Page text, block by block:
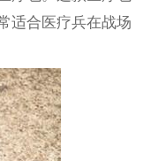
适合医疗兵在战场